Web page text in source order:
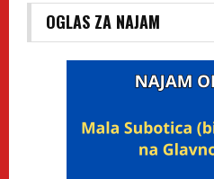
OGLAS ZA NAJAM